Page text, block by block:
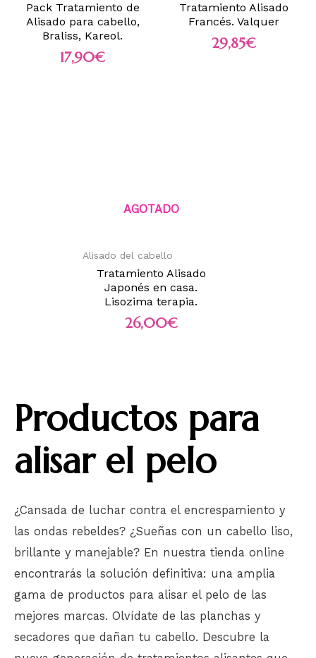
Pack Tratamiento de
Alisado para cabello,
Braliss, Kareol.
17,90€
Tratamiento Alisado
Francés. Valquer
29,85€
AGOTADO
Alisado del cabello
Tratamiento Alisado
Japonés en casa.
Lisozima terapia.
26,00€
Productos para
alisar el pelo
¿Cansada de luchar contra el encrespamiento y
las ondas rebeldes? ¿Sueñas con un cabello liso,
brillante y manejable? En nuestra tienda online
encontrarás la solución definitiva: una amplia
gama de productos para alisar el pelo de las
mejores marcas. Olvídate de las planchas y
secadores que dañan tu cabello. Descubre la